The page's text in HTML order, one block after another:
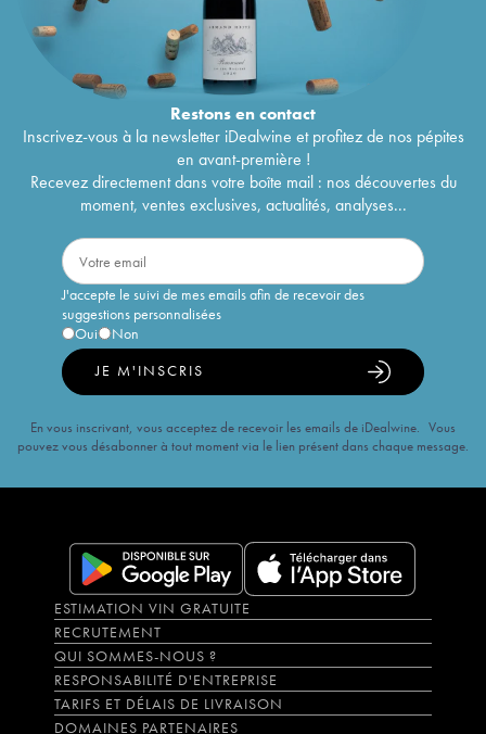
Restons encontact
Inscrivez-vous à la newsletter iDealwine et profitez de nos pépites
en avant-première !
Recevez directement dans votre boîte mail : nos découvertes du
moment, ventes exclusives, actualités, analyses...
J'accepte le suivi de mes emails afin de recevoir des
suggestions personnalisées
Oui
Non
JE M'INSCRIS
En vous inscrivant, vous acceptez de recevoir les emails de iDealwine. Vous
pouvez vous désabonner à tout moment via le lien présent dans chaque message.
ESTIMATION VIN GRATUITE
RECRUTEMENT
QUI SOMMES-NOUS ?
RESPONSABILITÉ D'ENTREPRISE
TARIFS ET DÉLAIS DE LIVRAISON
DOMAINES PARTENAIRES